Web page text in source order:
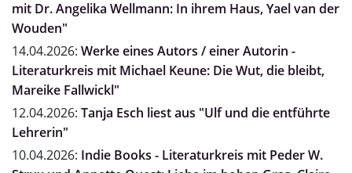
mit Dr. Angelika Wellmann: In ihrem Haus, Yael van der
Wouden"
14.04.2026: Werke eines Autors / einer Autorin -
Literaturkreis mit Michael Keune: Die Wut, die bleibt,
Mareike Fallwickl"
12.04.2026: Tanja Esch liest aus "Ulf und die entführte
Lehrerin"
10.04.2026: Indie Books - Literaturkreis mit Peder W.